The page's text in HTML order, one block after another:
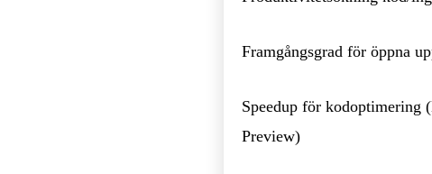
Framgångsgrad för öppna
Speedup för kodoptimering
Preview)